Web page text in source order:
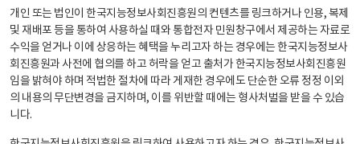
개인 또는 법인이 한국지능정보사회진흥원의 컨텐츠를 링크하거나 인용, 복제
및 재배포 등을 통하여 사용하실 때와 통합전자 민원창구에서 제공하는 자료로
수익을 얻거나 이에 상응하는 혜택을 누리고자 하는 경우에는 한국지능정보사
회진흥원과 사전에 협의를 하고 허락을 얻고 출처가 한국지능정보사회진흥원
임을 밝혀야 하며 적법한 절차에 따라 게재한 경우에도 단순한 오류 정정 이외
의 내용의 무단변경을 금지하며, 이를 위반할 때에는 형사처벌을 받을 수 있습
니다.